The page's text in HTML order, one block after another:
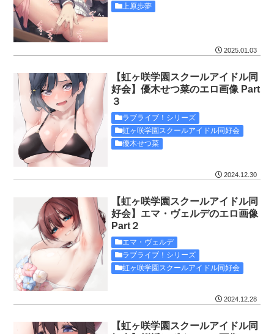
上原歩夢
2025.01.03
【虹ヶ咲学園スクールアイドル同
好会】優木せつ菜のエロ画像 Part
３
ラブライブ！シリーズ
虹ヶ咲学園スクールアイドル同好会
優木せつ菜
2024.12.30
【虹ヶ咲学園スクールアイドル同
好会】エマ・ヴェルデのエロ画像
Part２
エマ・ヴェルデ
ラブライブ！シリーズ
虹ヶ咲学園スクールアイドル同好会
2024.12.28
【虹ヶ咲学園スクールアイドル同